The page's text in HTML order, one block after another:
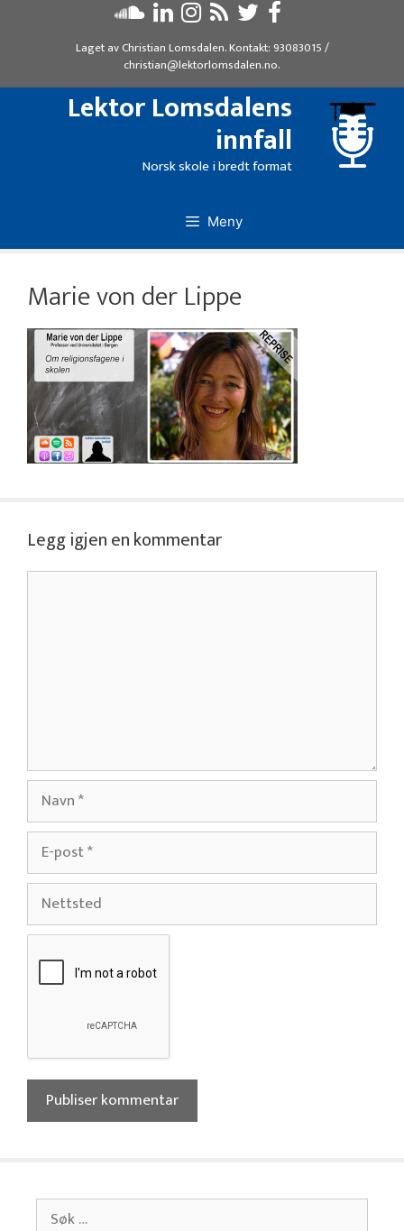
Laget avChristian Lomsdalen. Kontakt: 93083015/
christian@lektorlomsdalen.no.
Lektor Lomsdalens
innfall
Norsk skole i bredt format
Meny
Marie von der Lippe
Legg igjen en kommentar
Navn
post
Nettsted
Søk